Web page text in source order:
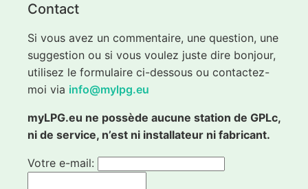
Contact
Si vous avez un commentaire, une question, une
suggestion ou si vous voulez juste dire bonjour,
utilisez le formulaire ci-dessous ou contactez-
moi via info@mylpg.eu
myLPG.eu ne possède aucune station de GPLc,
ni de service, n’est ni installateur ni fabricant.
Votre e-mail: